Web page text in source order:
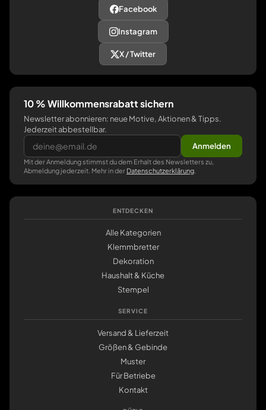
Facebook
Instagram
X / Twitter
10 % Willkommensrabatt sichern
Newsletter abonnieren: neue Motive, Aktionen & Tipps.
Jederzeit abbestellbar.
Anmelden
Mit der Anmeldung stimmst du dem Erhalt des Newsletters zu,
Abmeldung jederzeit. Mehr in der Datenschutzerklärung
ENTDECKEN
Alle Kategorien
Klemmbretter
Dekoration
Haushalt & Küche
Stempel
SERVICE
Versand & Lieferzeit
Größen & Gebinde
Muster
Für Betriebe
Kontakt